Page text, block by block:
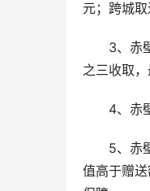
元；跨城
3、赤
之三收取
4、赤
5、赤
值高于赠